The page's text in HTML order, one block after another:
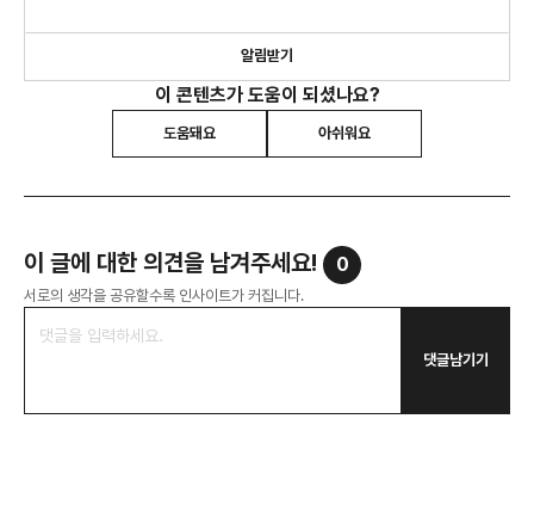
알림받기
이 콘텐츠가 도움이 되셨나요?
도움돼요 아쉬워요
이 글에 대한 의견을 남겨주세요! 0
서로의 생각을 공유할수록 인사이트가 커집니다.
댓글남기기